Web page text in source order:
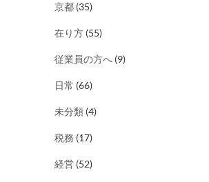
京都 (35)
在り方 (55)
従業員の方へ (9)
日常 (66)
未分類 (4)
税務 (17)
経営 (52)